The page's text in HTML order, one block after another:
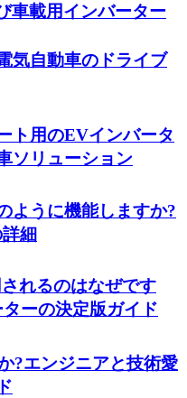
車載用インバーター
気自動車のドライブ
ト用のEVインバータ
ソリューション
ように機能しますか?
細
れるのはなぜです
ーの決定版ガイド
?エンジニアと技術愛